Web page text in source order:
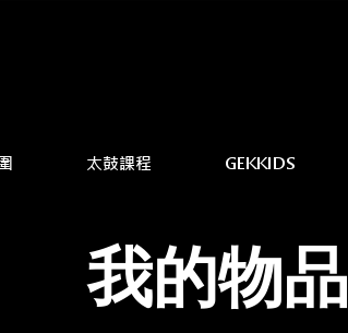
太鼓課程 GEKKIDS
我的物品